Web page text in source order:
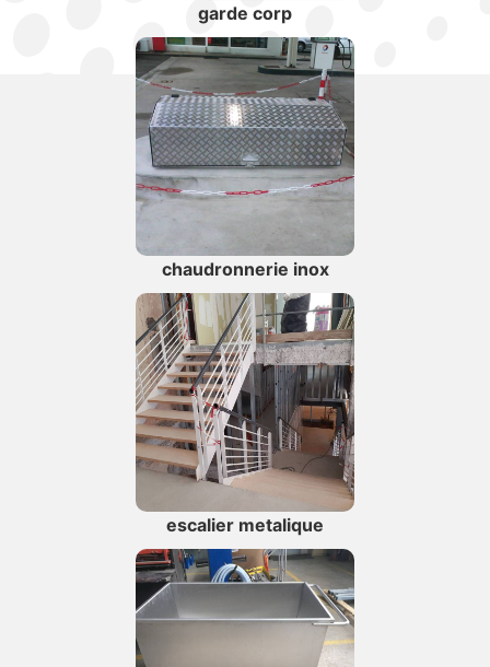
garde corp
chaudronnerie inox
escalier metalique